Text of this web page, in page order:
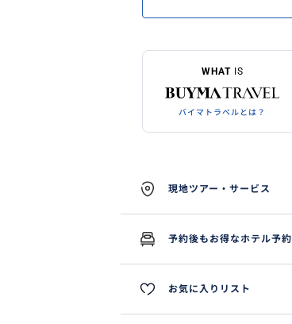
WHAT IS
バイマトラベルとは？
現地ツアー・サービス
予約後もお得なホテル予約
お気に入りリスト